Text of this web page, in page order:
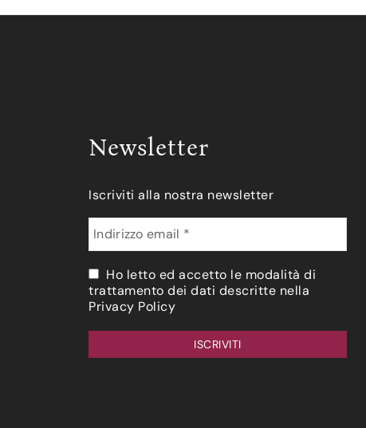
Newsletter
Iscriviti alla nostra newsletter
Ho letto ed accetto le modalità di
trattamento dei dati descritte nella
Privacy Policy